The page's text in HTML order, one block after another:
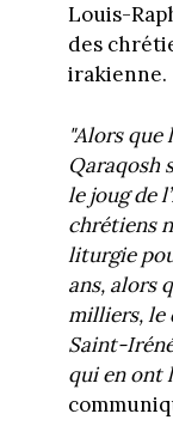
Louis-
des
irakienne.
"Alors que
Qaraqosh
le joug de
chrétiens
liturgie
ans, alors
milliers, le
Saint-
qui en ont